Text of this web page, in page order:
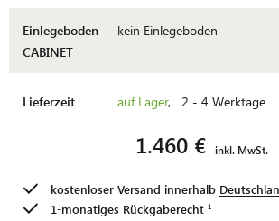
Einlegeboden
CABINET
kein Einlegeboden
Lieferzeit auf Lager, 2 - 4 Werktage
1.460 € inkl. MwSt.
kostenloser Versand innerhalb
1-monatiges Rückgaberecht